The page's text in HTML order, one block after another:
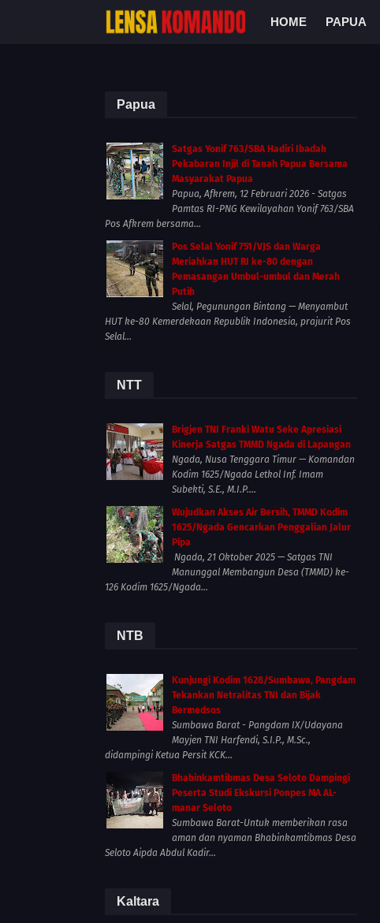
HOME PAPUA
Papua
Satgas Yonif 763/SBA Hadiri Ibadah
Pekabaran Injil di Tanah Papua Bersama
Masyarakat Papua
Papua, Afkrem, 12 Februari 2026 - Satgas
Pamtas RI-PNG Kewilayahan Yonif 763/SBA
Pos Afkrem bersama...
Pos Selal Yonif 751/VJS dan Warga
Meriahkan HUT RI ke-80 dengan
Pemasangan Umbul-umbul dan Merah
Putih
Selal, Pegunungan Bintang — Menyambut
HUT ke-80 Kemerdekaan Republik Indonesia, prajurit Pos
Selal...
NTT
Brigjen TNI Franki Watu Seke Apresiasi
Kinerja Satgas TMMD Ngada di Lapangan
Ngada, Nusa Tenggara Timur — Komandan
Kodim 1625/Ngada Letkol Inf. Imam
Subekti, S.E., M.I.P....
Wujudkan Akses Air Bersih, TMMD Kodim
1625/Ngada Gencarkan Penggalian Jalur
Pipa
Ngada, 21 Oktober 2025 — Satgas TNI
Manunggal Membangun Desa (TMMD) ke-
126 Kodim 1625/Ngada...
NTB
Kunjungi Kodim 1628/Sumbawa, Pangdam
Tekankan Netralitas TNI dan Bijak
Bermedsos
Sumbawa Barat - Pangdam IX/Udayana
Mayjen TNI Harfendi, S.I.P., M.Sc.,
didampingi Ketua Persit KCK...
Bhabinkamtibmas Desa Seloto Dampingi
Peserta Studi Ekskursi Ponpes MA AL-
manar Seloto
Sumbawa Barat-Untuk memberikan rasa
aman dan nyaman Bhabinkamtibmas Desa
Seloto Aipda Abdul Kadir...
Kaltara